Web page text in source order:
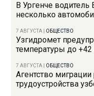
В Ургенче водитель
несколько
7 АВГУСТА ОБЩЕСТВО
Узгидромет
температуры до
7 АВГУСТА ОБЩЕСТВО
Агентство
трудоустройства